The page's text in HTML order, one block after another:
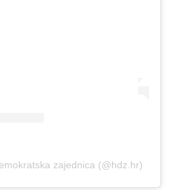
zajednica (@hdz.hr)